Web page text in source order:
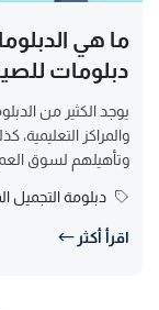
ما هي
دبلومات
يوجد الكثير من
والمراكز
وتأهيلهم لسوق
دبلومة التجميل
اقرأ أكثر